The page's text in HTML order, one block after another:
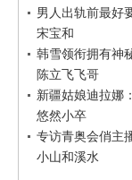
男人出轨前最好
宋宝和
韩雪领衔拥有神
陈立飞飞哥
新疆姑娘迪拉娜
悠然小卒
专访青奥会俏主
小山和溪水